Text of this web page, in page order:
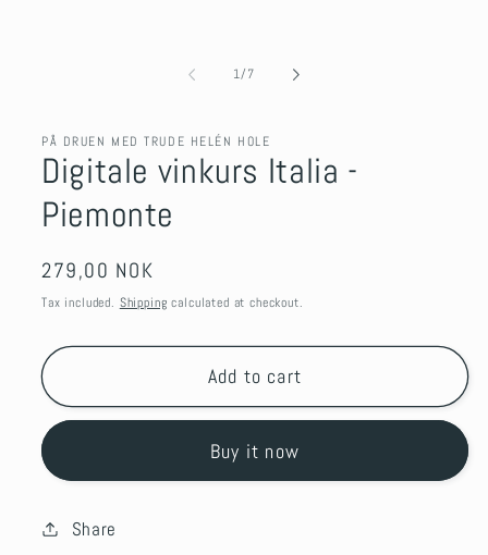
1/of7
PÅ DRUEN MED TRUDE HELÉN HOLE
Digitale vinkurs Italia -
Piemonte
Regular
price
279,00 NOK
Tax included. Shipping calculated at checkout.
Add to cart
Buy it now
Share